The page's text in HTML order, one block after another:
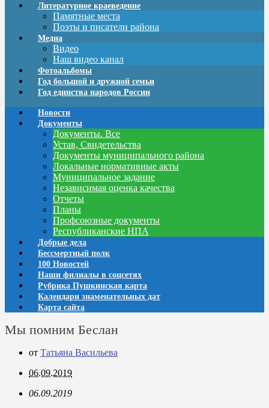
Литературное краеведение
Памятные места
Поэты и писатели района
Медиа
Видео
Наш видео канал
Фотоальбомы
Год большой и дружной семьи
Год единства народов России
Новости
Документы
Документы. Все
Устав, Свидетельства
Документы муниципального района
Локальные нормативные акты
Муниципальное задание
Независимая оценка качества
Отчеты
Планы
Профсоюзные документы
Республиканские НПА
Добрые дела
Бессмертный полк
100 Новостей
Наши филиалы в соцсетях
Рубрика Пушкинская карта
Календари знаменательных дат
Карта сайта
Мы помним Беслан
от Татьяна Васильева
06.09.2019
06.09.2019